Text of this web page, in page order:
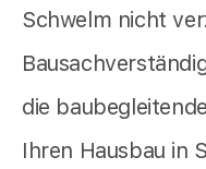
Schwelm nicht
die
Ihren Hausbau in